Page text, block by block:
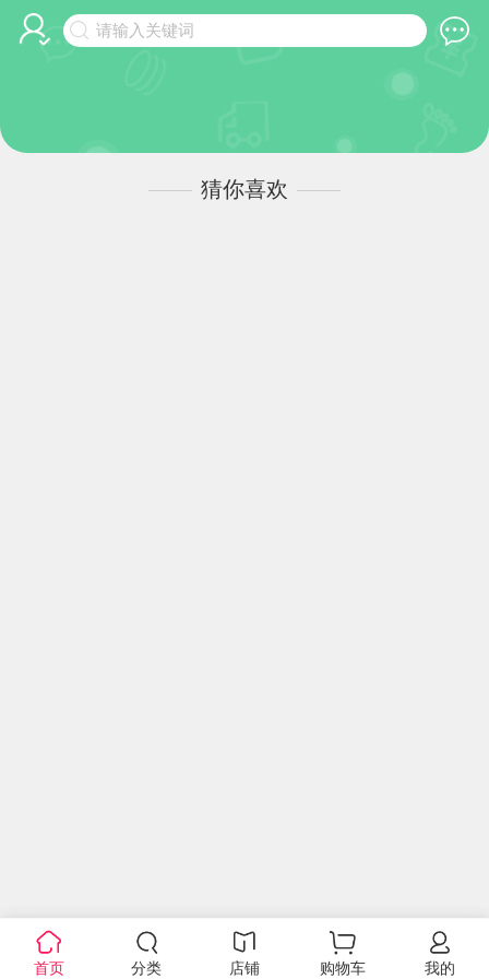
请输入关键词
猜你喜欢
首页 分类 店铺 购物车 我的